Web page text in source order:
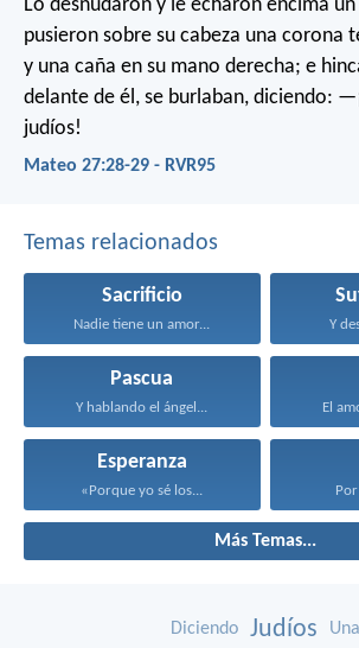
Lo desnudaron y le echaron encima
pusieron sobre su cabeza una corona
y una caña en su mano derecha; e
delante de él, se burlaban, diciendo:
judíos!
Mateo 27:28-29 - RVR95
Temas relacionados
Sacrificio
Nadie tiene un amor... Y
Pascua
Y hablando el ángel... El
Esperanza
«Porque yo sé los...
Más Temas...
Diciendo Judíos Una